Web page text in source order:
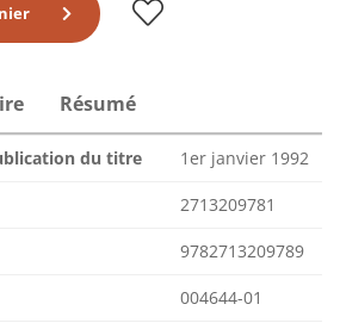
Résumé
du titre 1er janvier 1992
2713209781
9782713209789
004644-01